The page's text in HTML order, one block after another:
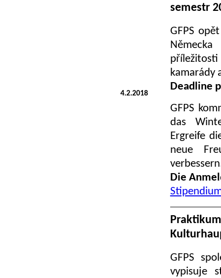
4.2.2018
semestr
GFPS
kamarády
Deadline
GFPS
das
Ergreife
neue
Die
GFPS
vypisuje